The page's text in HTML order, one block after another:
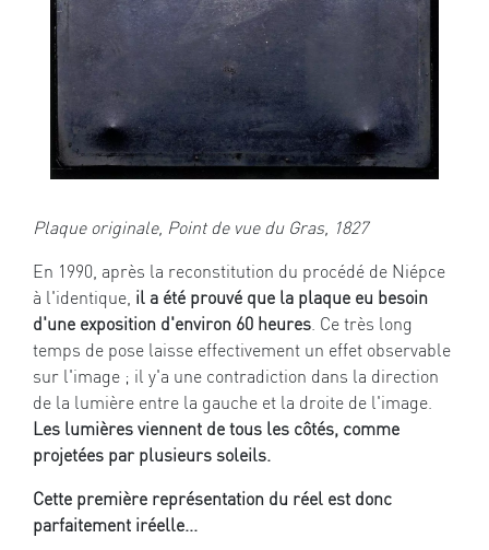
Plaque originale, Point de vue du Gras, 1827
En 1990, après la reconstitution du procédé de Niépce
à l'identique, il a été prouvé que la plaque eu besoin
d'une exposition d'environ 60 heures. Ce très long
temps de pose laisse effectivement un effet observable
sur l'image ; il y'a une contradiction dans la direction
de la lumière entre la gauche et la droite de l'image.
Les lumières viennent de tous les côtés, comme
projetées par plusieurs soleils.
Cette première représentation du réel est donc
parfaitement iréelle...